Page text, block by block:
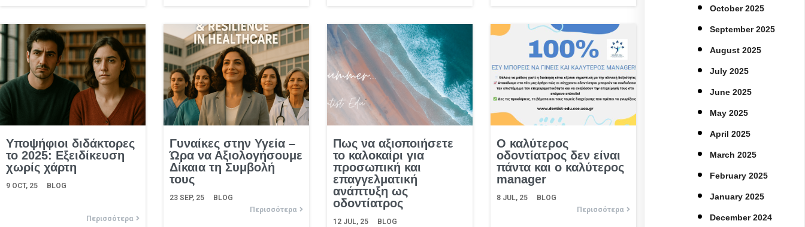
Υποψήφιοι διδάκτορες
το 2025: Εξειδίκευση
χωρίς χάρτη
9 OCT, 25 BLOG
Περισσότερα
Γυναίκες στην Υγεία –
Ώρα να Αξιολογήσουμε
Δίκαια τη Συμβολή
τους
23 SEP, 25
BLOG
Περισσότερα
Πως να αξιοποιήσετε
το καλοκαίρι για
προσωπική και
επαγγελματική
ανάπτυξη ως
οδοντίατρος
12 JUL, 25
BLOG
Ο καλύτερος
οδοντίατρος δεν είναι
πάντα και ο καλύτερος
manager
8 JUL, 25
BLOG
Περισσότερα
October 2025
September 2025
August 2025
July 2025
June 2025
May 2025
April 2025
March 2025
February 2025
January 2025
December 2024